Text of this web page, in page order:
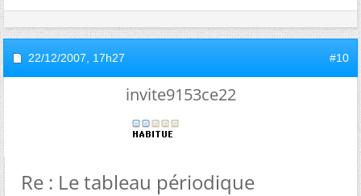
22/12/2007, 17h27 #10
invite9153ce22
Re : Le tableau périodique